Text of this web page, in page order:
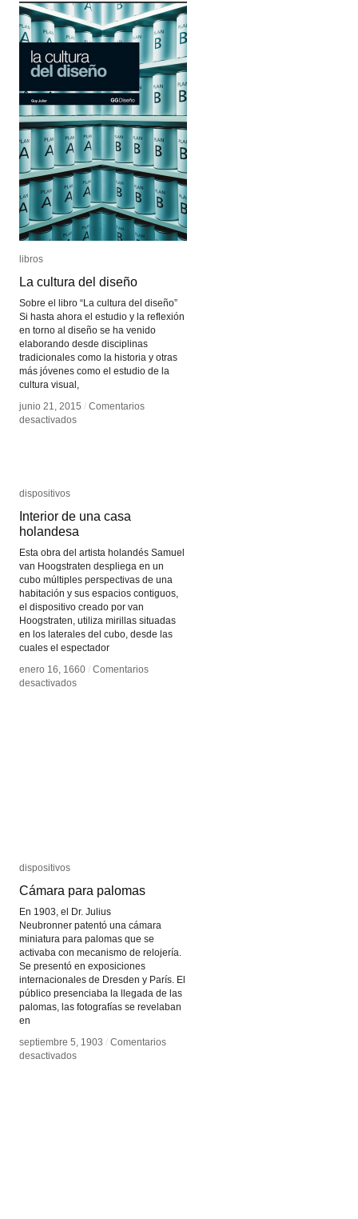
libros
La cultura del diseño
Sobre el libro “La cultura del diseño”
Si hasta ahora el estudio y la reflexión
en torno al diseño se ha venido
elaborando desde disciplinas
tradicionales como la historia y otras
más jóvenes como el estudio de la
cultura visual,
junio 21, 2015 / Comentarios
desactivadosen
libros
La cultura del diseño
junio 21, 2015 / Comentarios
desactivadosen
dispositivos
Interior de una casa
holandesa
Esta obra del artista holandés Samuel
van Hoogstraten despliega en un
cubo múltiples perspectivas de una
habitación y sus espacios contiguos,
el dispositivo creado por van
Hoogstraten, utiliza mirillas situadas
en los laterales del cubo, desde las
cuales el espectador
enero 16, 1660 / Comentarios
desactivadosen
dispositivos
Interior de una casa
holandesa
enero 16, 1660 / Comentarios
desactivadosen
dispositivos
Cámara para palomas
En 1903, el Dr. Julius
Neubronner patentó una cámara
miniatura para palomas que se
activaba con mecanismo de relojería.
Se presentó en exposiciones
internacionales de Dresden y París. El
público presenciaba la llegada de las
palomas, las fotografías se revelaban
en
septiembre 5, 1903 / Comentarios
desactivadosen
dispositivos
Cámara para palomas
septiembre 5, 1903 / Comentarios
desactivadosen